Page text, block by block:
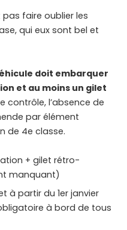
faire oublier les
qui eux sont bel et
doit embarquer
et au moins un gilet
contrôle, l’absence de
par élément
de 4e classe.
+ gilet rétro-
manquant)
à partir du 1er janvier
à bord de tous